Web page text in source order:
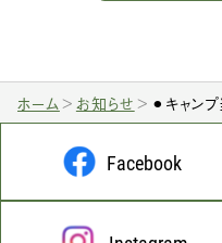
ホーム お知らせ ⚫︎キャン
Facebook